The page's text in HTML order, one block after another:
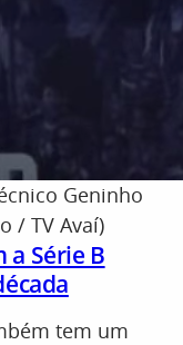
Geninho
/ TV Avaí)
a Série B
tem um